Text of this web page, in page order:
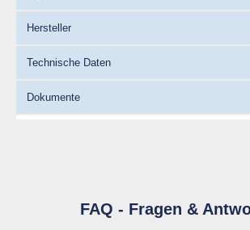
Hersteller
Technische Daten
Dokumente
FAQ - Fragen &